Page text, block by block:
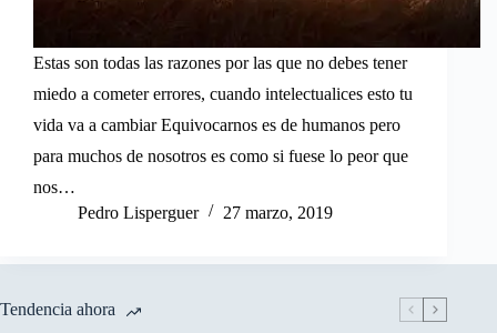
Estas son todas las razones por las que no debes tener
miedo a cometer errores, cuando intelectualices esto tu
vida va a cambiar Equivocarnos es de humanos pero
para muchos de nosotros es como si fuese lo peor que
nos…
Pedro Lisperguer
27 marzo, 2019
Tendencia ahora